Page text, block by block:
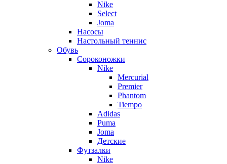
Nike
Select
Joma
Насосы
Настольный теннис
Обувь
Сороконожки
Nike
Mercurial
Premier
Phantom
Tiempo
Adidas
Puma
Joma
Детские
Футзалки
Nike